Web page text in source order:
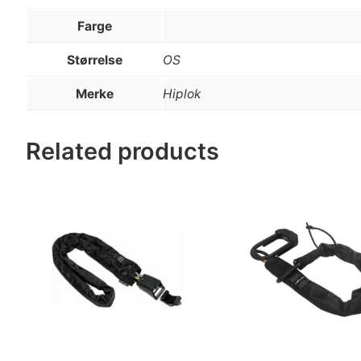
Farge
Størrelse OS
Merke Hiplok
Related products